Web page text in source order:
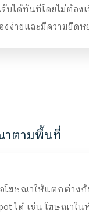
ได้ทันทีโดยไม่ต้อง
ง่ายและมีความยืดห
าตามพื้นที่
โฆษณาให้แตกต่าง
ได้ เช่น โฆษณาใน